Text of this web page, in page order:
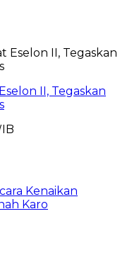
II, Tegaskan
Kenaikan
Karo